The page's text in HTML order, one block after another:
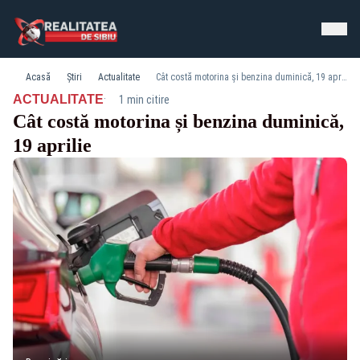
Acasă Știri Actualitate Cât costă motorina și benzina duminică, 19 aprilie
ACTUALITATE· 1 min citire
Cât costă motorina și benzina duminică,
19 aprilie